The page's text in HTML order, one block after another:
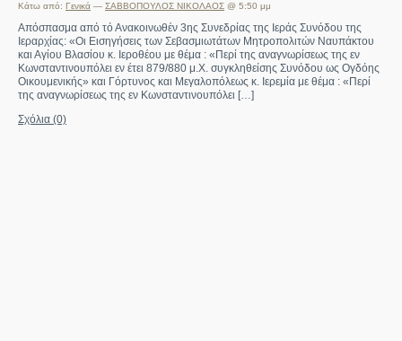
Κάτω από: Γενικά — ΣΑΒΒΟΠΟΥΛΟΣ ΝΙΚΟΛΑΟΣ @ 5:50 μμ
Απόσπασμα από τό Ανακοινωθέν 3ης Συνεδρίας της Ιεράς Συνόδου της
Ιεραρχίας: «Οι Εισηγήσεις των Σεβασμιωτάτων Μητροπολιτών Ναυπάκτου
και Αγίου Βλασίου κ. Ιεροθέου με θέμα : «Περί της αναγνωρίσεως της εν
Κωνσταντινουπόλει εν έτει 879/880 μ.Χ. συγκληθείσης Συνόδου ως Ογδόης
Οικουμενικής» και Γόρτυνος και Μεγαλοπόλεως κ. Ιερεμία με θέμα : «Περί
της αναγνωρίσεως της εν Κωνσταντινουπόλει […]
Σχόλια (0)